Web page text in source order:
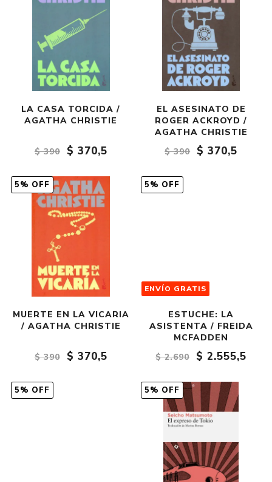
LA CASA TORCIDA /
AGATHA CHRISTIE
$ 390 $ 370,5
EL ASESINATO DE
ROGER ACKROYD /
AGATHA CHRISTIE
$ 390
$ 370,5
5% OFF
MUERTE EN LA VICARIA
/ AGATHA CHRISTIE
$ 390 $ 370,5
5% OFF
ENVÍO GRATIS
ESTUCHE: LA
ASISTENTA / FREIDA
MCFADDEN
$ 2.690
$ 2.555,5
5% OFF 5% OFF